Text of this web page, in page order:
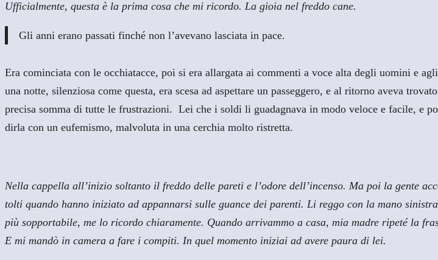
Ufficialmente, questa è la prima cosa che mi ricordo. La gioia nel freddo cane.
Gli anni erano passati finché non l’avevano lasciata in pace.
Era cominciata con le occhiatacce, poi si era allargata ai commenti a voce alta degli uomini e
una notte, silenziosa come questa, era scesa ad aspettare un passeggero, e al ritorno aveva
precisa somma di tutte le frustrazioni. Lei che i soldi li guadagnava in modo veloce e facile, e
dirla con un eufemismo, malvoluta in una cerchia molto ristretta.
Nella cappella all’inizio soltanto il freddo delle pareti e l’odore dell’incenso. Ma poi la gente
tolti quando hanno iniziato ad appannarsi sulle guance dei parenti. Li reggo con la mano
più sopportabile, me lo ricordo chiaramente. Quando arrivammo a casa, mia madre ripeté la
E mi mandò in camera a fare i compiti. In quel momento iniziai ad avere paura di lei.